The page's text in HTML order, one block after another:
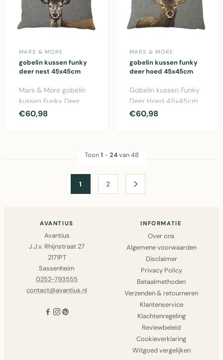
MARS & MORE
gobelin kussen funky
deer nest 45x45cm
Mars & More gobelin
kussen Funky Deer
Nest 45x45cm met
€60,98
MARS & MORE
gobelin kussen funky
deer hoed 45x45cm
Gobelin kussen Funky
Deer Hoed 45x45cm
van Mars & More.
€60,98
Toon1 - 24van 48
1 2
AVANTIUS
Avantius
J.J.v. Rhijnstraat 27
2171PT
Sassenheim
0252-793555
contact@avantius.nl
INFORMATIE
Over ons
Algemene voorwaarden
Disclaimer
Privacy Policy
Betaalmethoden
Verzenden & retourneren
Klantenservice
Klachtenregeling
Reviewbeleid
Cookieverklaring
Witgoed vergelijken